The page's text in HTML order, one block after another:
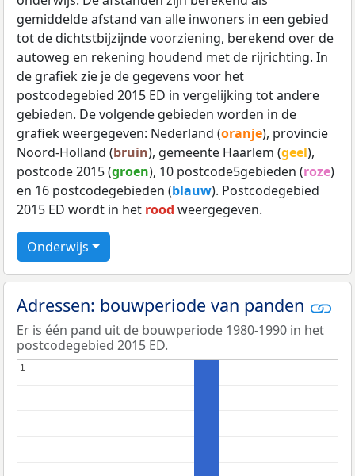
gemiddelde afstand van alle inwoners in een gebied
tot de dichtstbijzijnde voorziening, berekend over de
autoweg en rekening houdend met de rijrichting. In
de grafiek zie je de gegevens voor het
postcodegebied 2015 ED in vergelijking tot andere
gebieden. De volgende gebieden worden in de
grafiek weergegeven: Nederland (oranje), provincie
Noord-Holland (bruin), gemeente Haarlem (geel),
postcode 2015 (groen), 10 postcode5gebieden (roze)
en 16 postcodegebieden (blauw). Postcodegebied
2015 ED wordt in het rood weergegeven.
Onderwijs
Adressen: bouwperiode van panden
Er is één pand uit de bouwperiode 1980-1990 in het
postcodegebied 2015 ED.
11